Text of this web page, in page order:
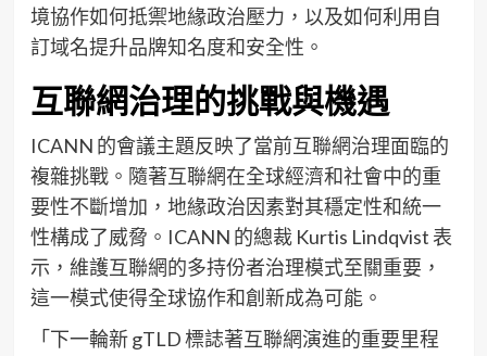
境協作如何抵禦地緣政治壓力，以及如何利用自
訂域名提升品牌知名度和安全性。
互聯網治理的挑戰與機遇
ICANN 的會議主題反映了當前互聯網治理面臨的
複雜挑戰。隨著互聯網在全球經濟和社會中的重
要性不斷增加，地緣政治因素對其穩定性和統一
性構成了威脅。ICANN 的總裁 Kurtis Lindqvist 表
示，維護互聯網的多持份者治理模式至關重要，
這一模式使得全球協作和創新成為可能。
「下一輪新 gTLD 標誌著互聯網演進的重要里程